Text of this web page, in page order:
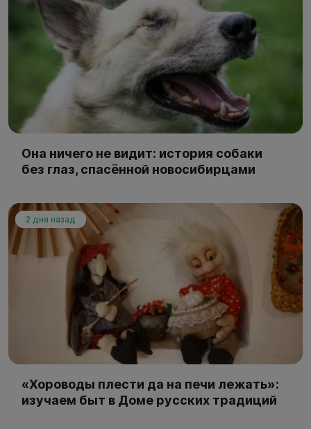
Она ничего не видит: история собаки
без глаз, спасённой новосибирцами
2 дня назад
«Хороводы плести да на печи лежать»:
изучаем быт в Доме русских традиций